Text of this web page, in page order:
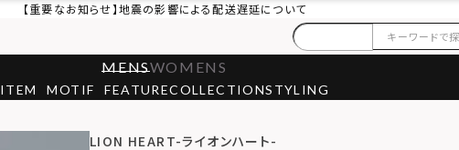
【重要なお知らせ】地震の影響による配送遅延について
MENSWOMENS
ITEM MOTIF FEATURECOLLECTIONSTYLING
LION HEART-ライオンハート-